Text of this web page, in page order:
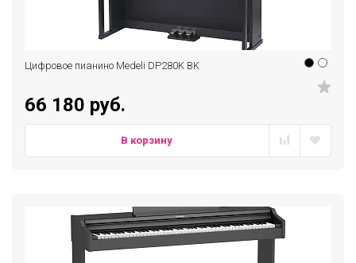
Цифровое пианино Medeli DP280K BK
66 180 руб.
В корзину